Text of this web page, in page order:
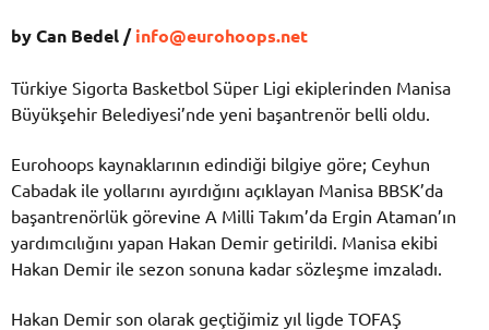
by Can Bedel /info@eurohoops.net
Türkiye Sigorta Basketbol Süper Ligi ekiplerinden Manisa
Büyükşehir Belediyesi’nde yeni başantrenör belli oldu.
Eurohoops kaynaklarının edindiği bilgiye göre; Ceyhun
Cabadak ile yollarını ayırdığını açıklayan Manisa BBSK’da
başantrenörlük görevine A Milli Takım’da Ergin Ataman’ın
yardımcılığını yapan Hakan Demir getirildi. Manisa ekibi
Hakan Demir ile sezon sonuna kadar sözleşme imzaladı.
Hakan Demir son olarak geçtiğimiz yıl ligde TOFAŞ